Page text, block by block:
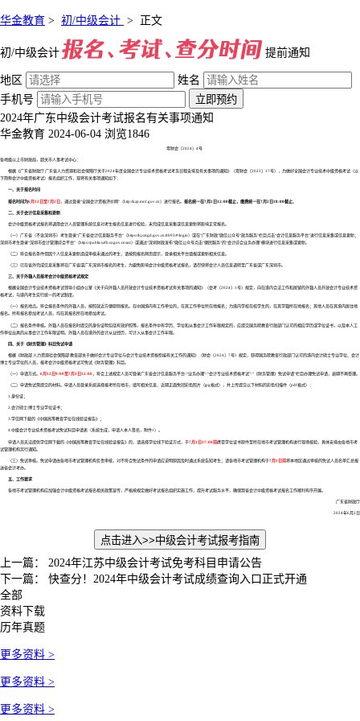
华金教育 > 初/中级会计 > 正文
初/中级会计 提前通知
地区
姓名
手机号
立即预约
2024年广东中级会计考试报名有关事项通知
华金教育 2024-06-04 浏览1846
粤财会〔2024〕4号
各地级以上市财政局，韶关市人事考试中心：
根据《广东省财政厅 广东省人力资源和社会保障厅关于2024年度全国会计专业技术资格考试考务日程安排及有关事项的通知》（粤财会〔2023〕17号），为做好全国会计专业技术中级资格考试（以
下简称会计中级资格考试）报名组织工作，现将有关事项通知如下：
一、关于报名时间
报名时间为6月12日至7月2日 ，通过登录“全国会计资格评价网”（http://kzp.mof.gov.cn）进行报名。 报名统一在7月2日12:00截止，缴费统一在7月2日18:00截止
二、关于会计信息采集和更新
会计中级资格考试报名将调用会计人员管理系统信息对考生报名信息进行校验，未完成信息采集或信息更新将影响正常报名。
（一）广东省（不含深圳市）考生登录“广东省会计信息服务平台”（https://kj.czt.gd.gov.cn:8093/#/login）或在“广东财政”微信公众号“政务服务”栏目点击“会计信息服务平台”进行信息采集或信息更新；
深圳市考生登录“深圳市会计管理综合平台”（https://public.szfb.sz.gov.cn/acc）或通过“深圳财政发布”微信公众号点击“便民服务”的“会计综合业务办理”模块进行信息采集或更新。
（二）符合报名条件但因个人信息未更新造成审核未通过的考生，请按照报名网页提示，登录相关平台填报或更新相关信息。
（三）已在省外完成信息采集将在广东省或广东深圳市报名的考生，为避免影响会计中级资格考试报名，请尽快将会计人员信息调转至广东省或广东深圳市。
三、关于外籍人员报考会计中级资格考试规定
根据全国会计专业技术资格考试领导小组办公室《关于向外籍人员开放会计专业技术资格考试有关事项的通知》（会考〔2024〕1号）规定，向在境内合法工作和居留的外籍人员开放会计专业技术资
格考试，与境内考生实行统一的考试制度。
（一）报名地点。符合报名条件的外籍人员，按照就近方便原则报名。在中国境内有工作单位的，在其工作单位所在地报名；为境内学校在校学生的，在其学籍所在地报名；其他人员在其境内居住地
报名。所有报名参加考试人员，均在其报名所在地参加考试。
（二）报名条件审核。外籍人员在报名时提交的身份证明包括有效护照等。报名条件中有学历、学位和从事会计工作年限规定的，应提交国务院教育行政部门认可的相应学历或学位证书，以及本人工
作单位出具的从事会计工作年限证明。外籍人员在境外的会计从业经历，可计入从事会计工作年限。
四、关于《财务管理》科目免试申请
根据《财政部 人力资源社会保障部 教育部关于做好会计专业学位与会计专业技术资格衔接有关工作的通知》（财会〔2024〕7号）规定，获得国务院教育行政部门认可的境内会计硕士专业学位、会计
博士专业学位的人员，报考会计中级资格考试可免试《财务管理》科目。
（一）申请方式。 6月12日9:00至7月1日12:00 ，符合上述规定人员可登录广东省会计信息服务平台-“业务办理”-“会计专业技术资格考试”-“《财务管理》免试申请”栏目办理免试申请，逾期不再受理。
（二）申请免试需提交的材料。申请人员登录系统选择报考所在地市，填写相关信息、近期正面免冠彩色照片（jpg格式），并上传提交以下材料的彩色扫描件（pdf格式）：
1.身份证；
2.会计硕士/博士专业学位证书；
3.学信网下载的《中国高等教育学位在线验证报告》；
4.中级会计专业技术资格考试免试科目申请表（系统生成，申请人本人签名，附件1）。
申请人员无法提供学信网下载的《中国高等教育学位在线验证报告》的，请选择学位线下验证方式，于7月1日17:00前携带学位证书原件至所在地市考试管理机构进行现场核验，具体安排由各地市考
试管理机构另行通知。
（三）免试审核。免试申请由各地市考试管理机构负责审核，对不符合免试条件的申请应说明原因及时通过系统告知考生；请各地市考试管理机构于7月3日前将本地区通过审核的免试人员名单汇总报
送省会计考办。
五、工作要求
各地市考试管理机构应加强会计中级资格考试报名相关政策宣传，严格按规定做好考试报名组织实施工作，提升考试服务水平，确保我省会计中级资格考试报名工作顺利有序开展。
广东省财政厅
2024年6月2日
点击进入>>中级会计考试报考指南
上一篇： 2024年江苏中级会计考试免考科目申请公告
下一篇： 快查分！2024年中级会计考试成绩查询入口正式开通
全部
资料下载
历年真题
更多资料 >
更多资料 >
更多资料 >